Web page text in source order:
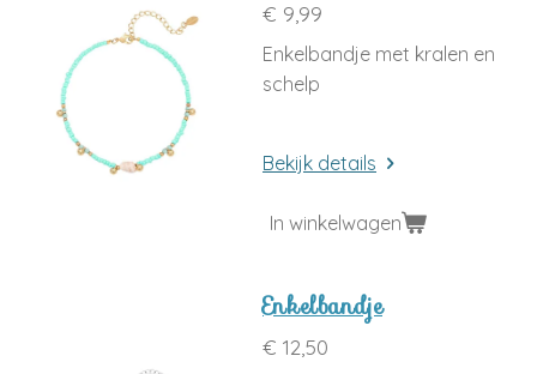
€ 9,99
Enkelbandje met kralen en
schelp
Bekijk details
In winkelwagen
Enkelbandje
€ 12,50